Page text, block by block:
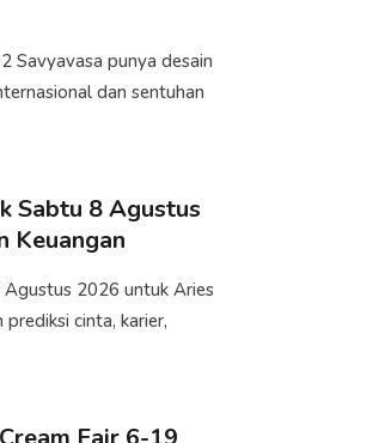
Savyavasa punya desain
dan sentuhan
Sabtu 8 Agustus
Keuangan
2026 untuk Aries
cinta, karier,